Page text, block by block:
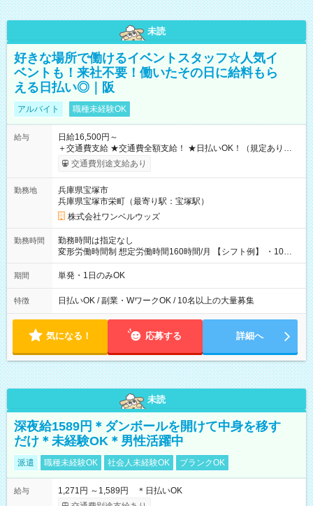
未読
好きな場所で働けるイベントスタッフ☆人気イ
ベントも！来社不要！働いたその日に給料もら
える日払い◎｜阪
アルバイト 職種未経験OK
給与
日給16,500円～
＋交通費支給 ★交通費全額支給！ ★日払いOK！（規定あり） ┗
働いたその日に現金GET♪ お仕事後はコンビニATMから 日払
交通費別途支給あり
勤務地
兵庫県宝塚市
兵庫県宝塚市栄町（最寄り駅：宝塚駅）
株式会社ワンベルウッズ
勤務時間
勤務時間は指定なし
変形労働時間制 想定労働時間160時間/月 【シフト例】 ・10：
00～20：00
期間 単発・1日のみOK
特徴 日払いOK / 副業・WワークOK / 10名以上の大量募集
気になる！ 応募する 詳細へ
未読
深夜給1589円＊ダンボールを開けて中身を移す
だけ＊未経験OK＊男性活躍中
派遣 職種未経験OK 社会人未経験OK ブランクOK
給与
1,271円 ～1,589円 ＊日払いOK